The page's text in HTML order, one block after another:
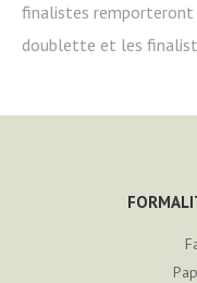
finalistes remporteront
doublette et les